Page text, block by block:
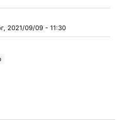
2021/09/09 - 11:30